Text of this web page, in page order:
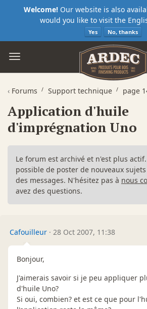
Welcome! Our website is also
would you like to visit the
Yes No, thanks
‹ Forums Support technique page
Application d'huile
d'imprégnation Uno
Le forum est archivé et n'est plus
possible de poster de nouveaux
des messages. N'hésitez pas à nous
avez des questions.
Cafouilleur · 28 Oct 2007, 11:38
Bonjour,
J'aimerais savoir si je peu appliquer
d'huile Uno?
Si oui, combien? et est ce que pour